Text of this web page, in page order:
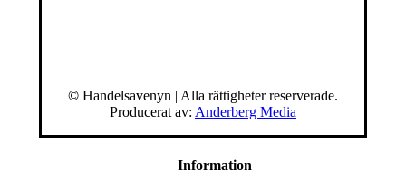
© Handelsavenyn | Alla rättigheter reserverade.
Producerat av: Anderberg Media
Information